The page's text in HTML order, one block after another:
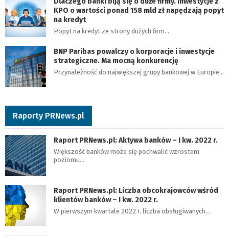
KPO o wartości ponad 158 mld zł napędzają popyt
na kredyt
Popyt na kredyt ze strony dużych firm…
BNP Paribas powalczy o korporacje i inwestycje
strategiczne. Ma mocną konkurencję
Przynależność do największej grupy bankowej w Europie…
Raporty PRNews.pl
Raport PRNews.pl: Aktywa banków – I kw. 2022 r.
Większość banków może się pochwalić wzrostem
poziomu…
Raport PRNews.pl: Liczba obcokrajowców wśród
klientów banków – I kw. 2022 r.
W pierwszym kwartale 2022 r. liczba obsługiwanych…